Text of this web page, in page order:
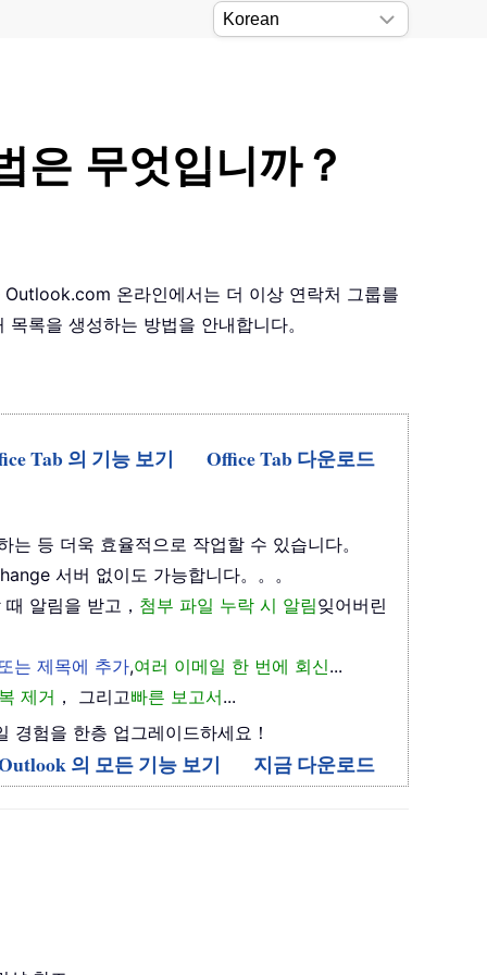
은 무엇입니까？
온라인에서는 더 이상 연락처 그룹를
록을 생성하는 방법을 안내합니다。
Tab 의 기능 보기
Office Tab 다운로드
등 더욱 효율적으로 작업할 수 있습니다。
서버 없이도 가능합니다。。。
알림을 받고， 첨부 파일 누락 시 알림잊어버린
는 제목에 추가,여러 이메일 한 번에 회신...
제거 ， 그리고빠른 보고서...
험을 한층 업그레이드하세요！
의 모든 기능 보기 지금 다운로드